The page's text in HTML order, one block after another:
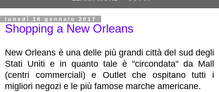
lunedì 16 gennaio 2017
Shopping a New Orleans
New Orleans è una delle più grandi città del sud degli
Stati Uniti e in quanto tale è "circondata" da Mall
(centri commerciali) e Outlet che ospitano tutti i
migliori negozi e le più famose marche americane.